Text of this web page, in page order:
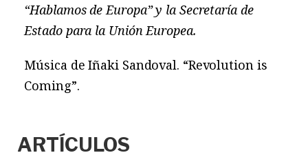
“Hablamos de Europa” y la Secretaría de
Estado para la Unión Europea.
Música de Iñaki Sandoval. “Revolution is
Coming”.
ARTÍCULOS